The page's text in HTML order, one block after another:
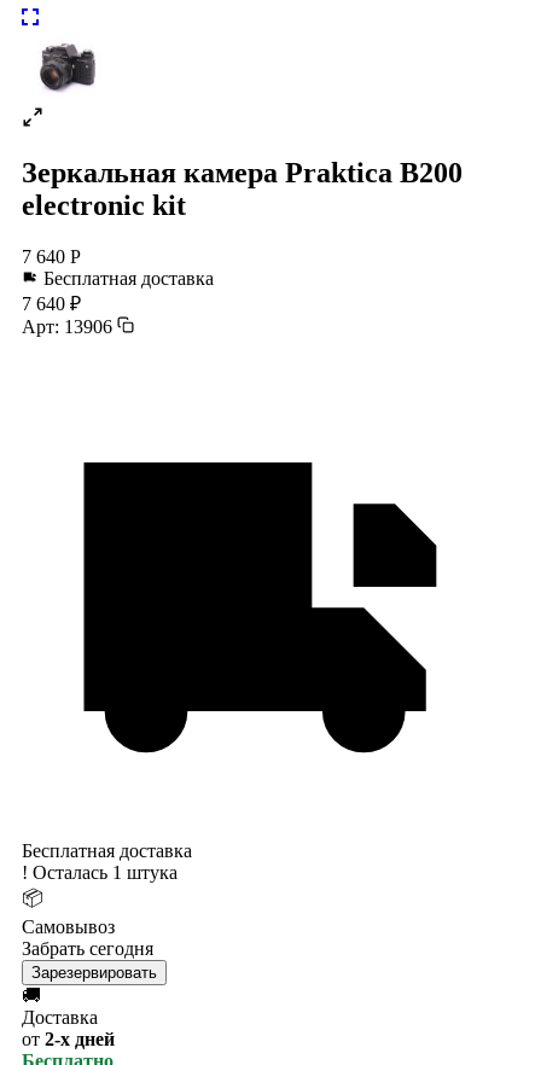
Зеркальная камера Praktica B200
electronic kit
7 640 Р
Бесплатная доставка
7 640 ₽
Арт: 13906
Бесплатная доставка
! Осталась 1 штука
📦
Самовывоз
Забрать сегодня
Зарезервировать
🚚
Доставка
от 2-х дней
Бесплатно